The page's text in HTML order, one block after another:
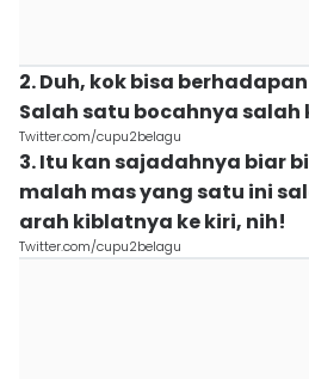
2. Duh, kok bisa
Salah satu bocahnya
Twitter.com/cupu2belagu
3. Itu kan sajadahnya biar
malah mas yang satu ini
arah kiblatnya ke kiri, nih!
Twitter.com/cupu2belagu